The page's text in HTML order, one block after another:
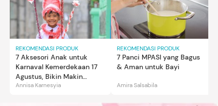
REKOMENDASI PRODUK
7 Aksesori Anak untuk
Karnaval Kemerdekaan 17
Agustus, Bikin Makin
Gemas
Annisa Karnesyia
REKOMENDASI PRODUK
7 Panci MPASI yang Bagus
& Aman untuk Bayi
Amira Salsabila